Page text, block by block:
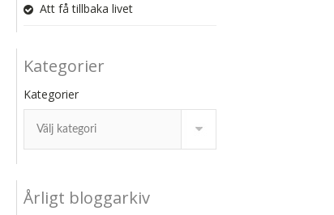
Att få tillbaka livet
Kategorier
Kategorier
Årligt bloggarkiv